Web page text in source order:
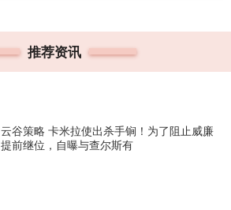
推荐资讯
云谷策略 卡米拉使出杀手锏！为了阻止威廉
提前继位，自曝与查尔斯有